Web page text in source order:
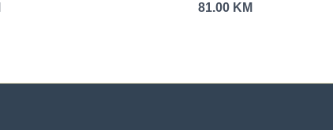
81.00 KM